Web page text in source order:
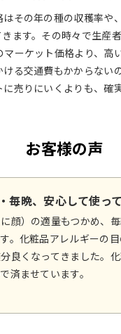
はその年の種の収穫率や
きます。その時々で生産
マーケット価格より、高
ける交通費もかからない
に売りにいくよりも、確
お客様の声
毎晩、安心して使っ
顔）の適量もつかめ、
。化粧品アレルギーの
良くなってきました。
済ませています。